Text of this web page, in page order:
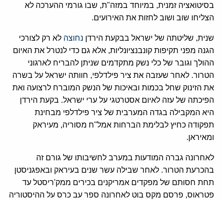
בסיטואציה זמנית, במיוחד במזה"ת, שבו גורמי ההערכה לא
הצליחו שוב ושוב לחזות את האירועים.
שנית, שליטתה של ישראל בבקעת הירדן נחוצה לא רק לצורכי
הגנה מפני תקיפות קונבנציונליות, אלא גם כדי לנטרל את האיום
ההולך וגובר של כלי נשק מתקדמים שניתן להבריח לארגוני
הטרור. לאחר שעזבה את ציר פילדלפי, חוותה ישראל על בשרה
את הזינוק שחל בכמות ובאיכות של הנשק המוברח לרצועה ואת
הפיכתה של עזה לאיום אסטרטגי על ערי ישראל. בקעת הירדן
היא המקבילה בגדה המערבית של ציר פילדלפי מבחינת
תפקודה כחיץ לבלימת הברחות אמל"ח מסוריה, מעיראק
ומאיראן.
לאחרונה גברה המודעות במערב לחשיבותו של גורם זה
בהכרעת הטרור. לאחר שבילה עשר שנים בעיראק ובאפגניסטן
תחת חסותם של מפקדים אמריקנים בכירים ממק'ריסטל עד
פטראוס, פרסם מקס בוט לאחרונה ספר עב כרס על ההיסטוריה